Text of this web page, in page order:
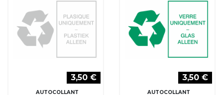
3,50 €
AUTOCOLLANT
3,50 €
AUTOCOLLANT